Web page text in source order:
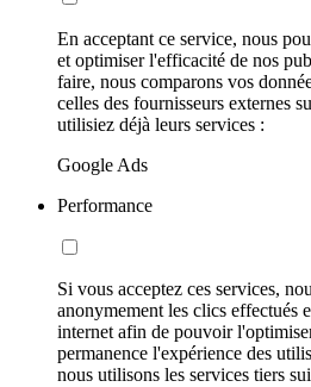
En acceptant ce service, nous
et optimiser l'efficacité de nos
faire, nous comparons vos
celles des fournisseurs externes
utilisiez déjà leurs services :
Google Ads
Performance
Si vous acceptez ces services,
anonymement les clics effectués
internet afin de pouvoir
permanence l'expérience des
nous utilisons les services tiers